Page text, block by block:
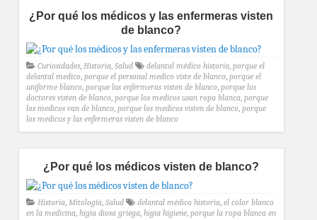
¿Por qué los médicos y las enfermeras visten
de blanco?
Curiosidades, Historia, Salud delantal médico historia, porque el
delantal medico, porque el personal medico viste de blanco, porque el
uniforme blanco, porque las enfermeras visten de blanco, porque los
doctores visten de blanco, porque los medicos usan ropa blanca, porque
los medicos van de blanco, porque los medicos visten de blanco, porque
los medicos y las enfermeras visten de blanco
¿Por qué los médicos visten de blanco?
Historia Mitología Salud delantal médico historia el color blanco
en la medicina higia diosa griega higia higiene porque la ropa blanca en